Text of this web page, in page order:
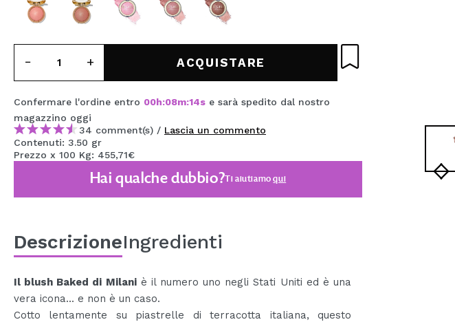
MAQUIFARMA
KOREA ZONE
TRAVEL SIZE
NATURE
SPECIALE
SONO TORNATI!
BLOG
ACQUISTARE
Confermare l'ordine entro 00h:08m:14s e sarà spedito dal nostro
magazzino oggi
34 comment(s) / Lascia un commento
Contenuti: 3.50 gr
Prezzo x 100 Kg: 455,71€
Hai qualche dubbio?Ti aiutiamoqui
DescrizioneIngredienti
Il blush Baked di Milaniè il numero uno negli Stati Uniti ed è una
vera icona... e non è un caso.
Cotto lentamente su piastrelle di terracotta italiana, questo